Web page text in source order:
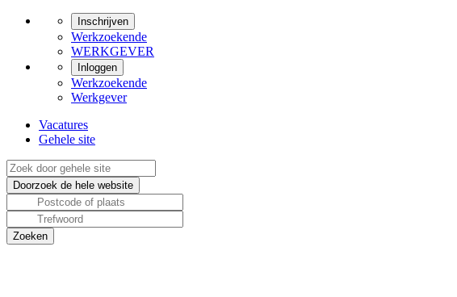
Inschrijven
Werkzoekende
WERKGEVER
Inloggen
Werkzoekende
Werkgever
Vacatures
Gehele site